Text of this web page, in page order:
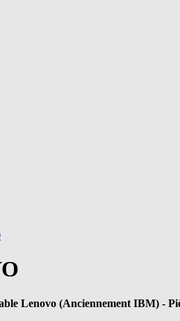
Lenovo (Anciennement IBM) -